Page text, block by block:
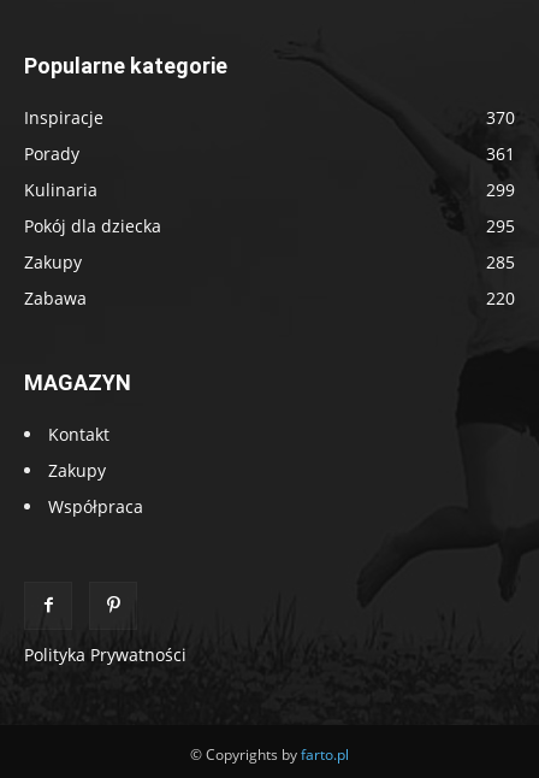
Popularne kategorie
Inspiracje
370
Porady
361
Kulinaria
299
Pokój dla dziecka
295
Zakupy
285
Zabawa
220
MAGAZYN
Kontakt
Zakupy
Współpraca
Polityka Prywatności
© Copyrights byfarto.pl